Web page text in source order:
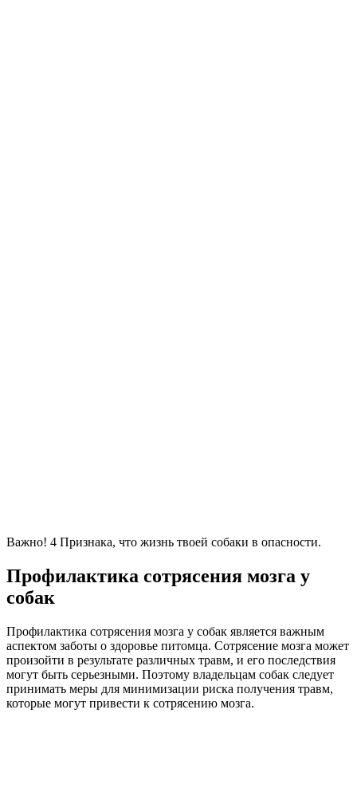
Важно! 4 Признака, что жизнь твоей собаки в опасности.
Профилактика сотрясения мозга у
собак
Профилактика сотрясения мозга у собак является важным
аспектом заботы о здоровье питомца. Сотрясение мозга может
произойти в результате различных травм, и его последствия
могут быть серьезными. Поэтому владельцам собак следует
принимать меры для минимизации риска получения травм,
которые могут привести к сотрясению мозга.